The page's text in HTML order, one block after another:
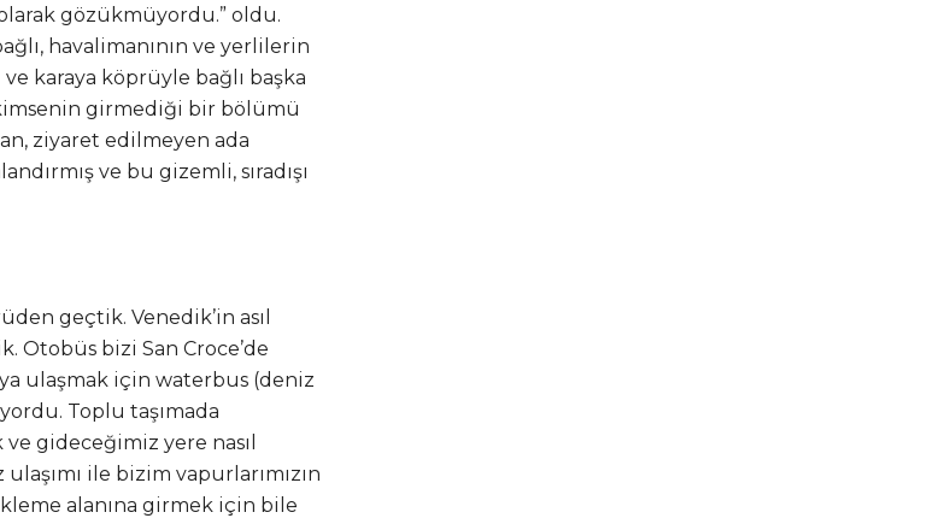
gözükmüyordu.” oldu.
havalimanının ve yerlilerin
karaya köprüyle bağlı başka
girmediği bir bölümü
ziyaret edilmeyen ada
ve bu gizemli, sıradışı
geçtik. Venedik’in asıl
Otobüs bizi San Croce’de
ulaşmak için waterbus (deniz
Toplu taşımada
gideceğimiz yere nasıl
ile bizim vapurlarımızın
alanına girmek için bile